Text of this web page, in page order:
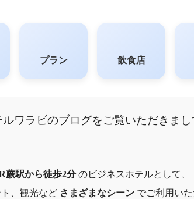
プラン 飲食店
ルワラビのブログをご覧いただきま
蕨駅から徒歩2分のビジネスホテルとして、
、観光など さまざまなシーン でご利用いた